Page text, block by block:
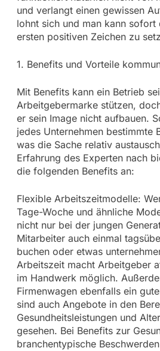
und verlangt einen gewissen
lohnt sich und man kann sofort
ersten positiven Zeichen zu
1. Benefits und Vorteile
Mit Benefits kann ein Betrieb
Arbeitgebermarke stützen,
er sein Image nicht aufbauen.
jedes Unternehmen bestimmte
was die Sache relativ
Erfahrung des Experten nach
die folgenden Benefits an:
Flexible Arbeitszeitmodelle:
Tage-Woche und ähnliche
nicht nur bei der jungen
Mitarbeiter auch einmal
buchen oder etwas
Arbeitszeit macht Arbeitgeber
im Handwerk möglich.
Firmenwagen ebenfalls ein
sind auch Angebote in den
Gesundheitsleistungen und
gesehen. Bei Benefits zur
branchentypische